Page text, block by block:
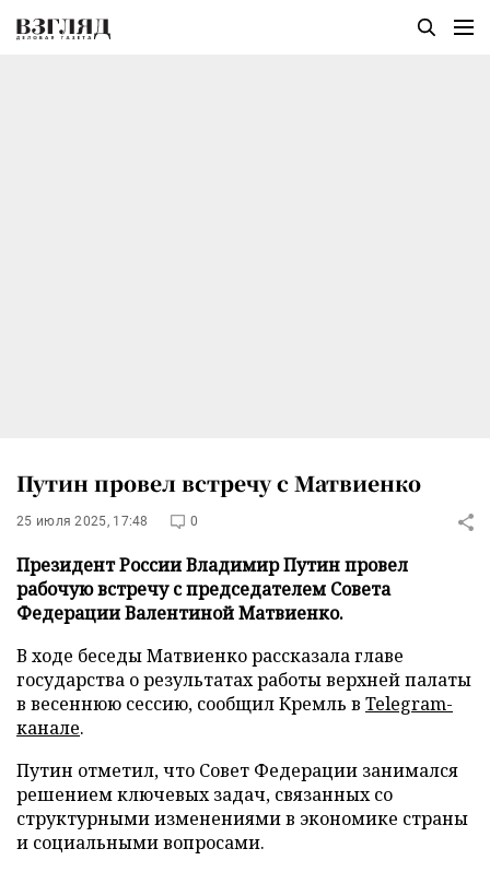
Путин провел встречу с Матвиенко
25 июля 2025, 17:48 0
Президент России Владимир Путин провел
рабочую встречу с председателем Совета
Федерации Валентиной Матвиенко.
В ходе беседы Матвиенко рассказала главе
государства о результатах работы верхней палаты
в весеннюю сессию, сообщил Кремль в Telegram-
канале.
Путин отметил, что Совет Федерации занимался
решением ключевых задач, связанных со
структурными изменениями в экономике страны
и социальными вопросами.